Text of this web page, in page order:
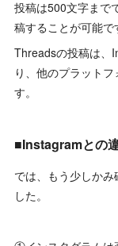
投稿は500文字まで
稿することが可能で
Threadsの投稿は、
り、他のプラット
す。
■Instagramとの
では、もう少しか
した。